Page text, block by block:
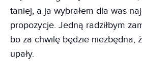
taniej, a ja wybrałem dla was
propozycje. Jedną radziłbym
bo za chwilę będzie niezbędna,
upały.